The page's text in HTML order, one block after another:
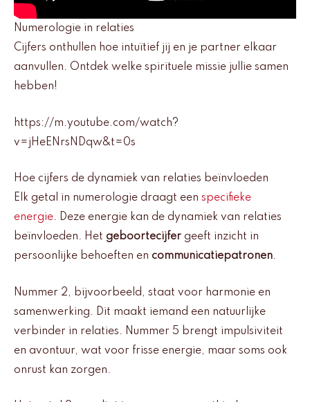
Numerologie in relaties
Cijfers onthullen hoe intuïtief jij en je partner elkaar
aanvullen. Ontdek welke spirituele missie jullie samen
hebben!
https://m.youtube.com/watch?
v=jHeENrsNDqw&t=0s
Hoe cijfers de dynamiek van relaties beïnvloeden
Elk getal in numerologie draagt een specifieke
energie. Deze energie kan de dynamiek van relaties
beïnvloeden. Het geboortecijfer geeft inzicht in
persoonlijke behoeften en communicatiepatronen.
Nummer 2, bijvoorbeeld, staat voor harmonie en
samenwerking. Dit maakt iemand een natuurlijke
verbinder in relaties. Nummer 5 brengt impulsiviteit
en avontuur, wat voor frisse energie, maar soms ook
onrust kan zorgen.